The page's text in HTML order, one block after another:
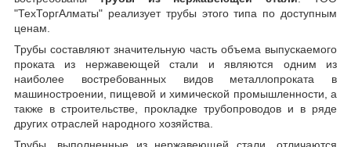
"ТехТоргАлматы" реализует трубы этого типа по доступным
ценам.
Трубы составляют значительную часть объема выпускаемого
проката из нержавеющей стали и являются одним из
наиболее востребованных видов металлопроката в
машиностроении, пищевой и химической промышленности, а
также в строительстве, прокладке трубопроводов и в ряде
других отраслей народного хозяйства.